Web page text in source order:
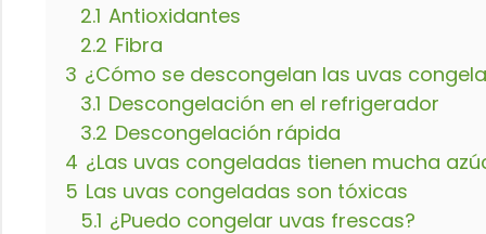
2.1 Antioxidantes
2.2 Fibra
3 ¿Cómo se descongelan las uvas
3.1 Descongelación en el refrigerador
3.2 Descongelación rápida
4 ¿Las uvas congeladas tienen mucha
5 Las uvas congeladas son tóxicas
5.1 ¿Puedo congelar uvas frescas?